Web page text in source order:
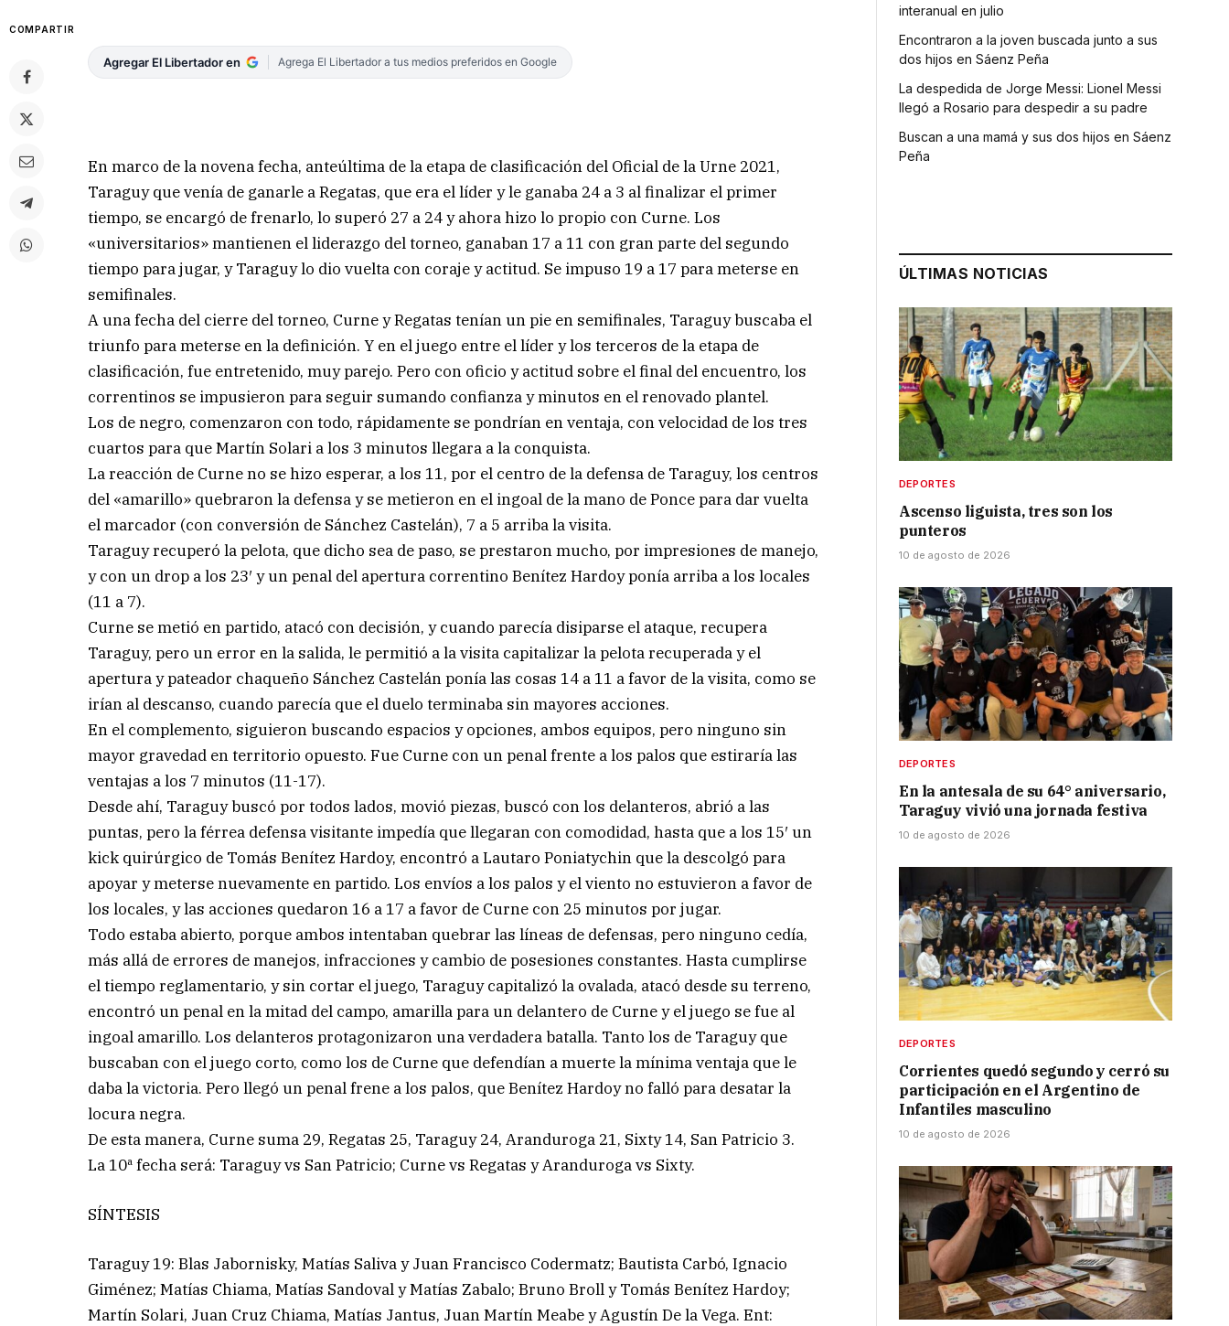
COMPARTIR
Agregar El Libertador en Agrega El Libertador a tus medios preferidos en Google
En marco de la novena fecha, anteúltima de la etapa de clasificación del Oficial de la Urne 2021,
Taraguy que venía de ganarle a Regatas, que era el líder y le ganaba 24 a 3 al finalizar el primer
tiempo, se encargó de frenarlo, lo superó 27 a 24 y ahora hizo lo propio con Curne. Los
«universitarios» mantienen el liderazgo del torneo, ganaban 17 a 11 con gran parte del segundo
tiempo para jugar, y Taraguy lo dio vuelta con coraje y actitud. Se impuso 19 a 17 para meterse en
semifinales.
A una fecha del cierre del torneo, Curne y Regatas tenían un pie en semifinales, Taraguy buscaba el
triunfo para meterse en la definición. Y en el juego entre el líder y los terceros de la etapa de
clasificación, fue entretenido, muy parejo. Pero con oficio y actitud sobre el final del encuentro, los
correntinos se impusieron para seguir sumando confianza y minutos en el renovado plantel.
Los de negro, comenzaron con todo, rápidamente se pondrían en ventaja, con velocidad de los tres
cuartos para que Martín Solari a los 3 minutos llegara a la conquista.
La reacción de Curne no se hizo esperar, a los 11, por el centro de la defensa de Taraguy, los centros
del «amarillo» quebraron la defensa y se metieron en el ingoal de la mano de Ponce para dar vuelta
el marcador (con conversión de Sánchez Castelán), 7 a 5 arriba la visita.
Taraguy recuperó la pelota, que dicho sea de paso, se prestaron mucho, por impresiones de manejo,
y con un drop a los 23′ y un penal del apertura correntino Benítez Hardoy ponía arriba a los locales
(11 a 7).
Curne se metió en partido, atacó con decisión, y cuando parecía disiparse el ataque, recupera
Taraguy, pero un error en la salida, le permitió a la visita capitalizar la pelota recuperada y el
apertura y pateador chaqueño Sánchez Castelán ponía las cosas 14 a 11 a favor de la visita, como se
irían al descanso, cuando parecía que el duelo terminaba sin mayores acciones.
En el complemento, siguieron buscando espacios y opciones, ambos equipos, pero ninguno sin
mayor gravedad en territorio opuesto. Fue Curne con un penal frente a los palos que estiraría las
ventajas a los 7 minutos (11-17).
Desde ahí, Taraguy buscó por todos lados, movió piezas, buscó con los delanteros, abrió a las
puntas, pero la férrea defensa visitante impedía que llegaran con comodidad, hasta que a los 15′ un
kick quirúrgico de Tomás Benítez Hardoy, encontró a Lautaro Poniatychin que la descolgó para
apoyar y meterse nuevamente en partido. Los envíos a los palos y el viento no estuvieron a favor de
los locales, y las acciones quedaron 16 a 17 a favor de Curne con 25 minutos por jugar.
Todo estaba abierto, porque ambos intentaban quebrar las líneas de defensas, pero ninguno cedía,
más allá de errores de manejos, infracciones y cambio de posesiones constantes. Hasta cumplirse
el tiempo reglamentario, y sin cortar el juego, Taraguy capitalizó la ovalada, atacó desde su terreno,
encontró un penal en la mitad del campo, amarilla para un delantero de Curne y el juego se fue al
ingoal amarillo. Los delanteros protagonizaron una verdadera batalla. Tanto los de Taraguy que
buscaban con el juego corto, como los de Curne que defendían a muerte la mínima ventaja que le
daba la victoria. Pero llegó un penal frene a los palos, que Benítez Hardoy no falló para desatar la
locura negra.
De esta manera, Curne suma 29, Regatas 25, Taraguy 24, Aranduroga 21, Sixty 14, San Patricio 3.
La 10ª fecha será: Taraguy vs San Patricio; Curne vs Regatas y Aranduroga vs Sixty.
SÍNTESIS
Taraguy 19: Blas Jabornisky, Matías Saliva y Juan Francisco Codermatz; Bautista Carbó, Ignacio
Giménez; Matías Chiama, Matías Sandoval y Matías Zabalo; Bruno Broll y Tomás Benítez Hardoy;
Martín Solari, Juan Cruz Chiama, Matías Jantus, Juan Martín Meabe y Agustín De la Vega. Ent:
interanual en julio
Encontraron a la joven buscada junto a sus
dos hijos en Sáenz Peña
La despedida de Jorge Messi: Lionel Messi
llegó a Rosario para despedir a su padre
Buscan a una mamá y sus dos hijos en Sáenz
Peña
ÚLTIMAS NOTICIAS
DEPORTES
Ascenso liguista, tres son los
punteros
10 de agosto de 2026
DEPORTES
En la antesala de su 64° aniversario,
Taraguy vivió una jornada festiva
10 de agosto de 2026
DEPORTES
Corrientes quedó segundo y cerró su
participación en el Argentino de
Infantiles masculino
10 de agosto de 2026